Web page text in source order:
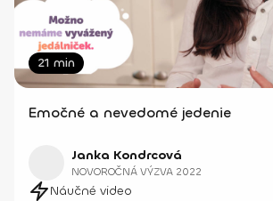
21 min
Emočné a nevedomé jedenie
Janka Kondrcová
NOVOROČNÁ VÝZVA 2022
Náučné video